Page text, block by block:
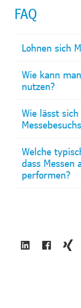
FAQ
Lohnen sich
Wie kann
nutzen?
Wie lässt
Welche
dass Messen
performen?